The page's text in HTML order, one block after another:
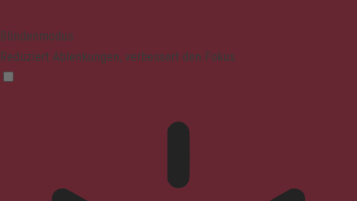
Blindenmodus
Reduziert Ablenkungen, verbessert den Fokus